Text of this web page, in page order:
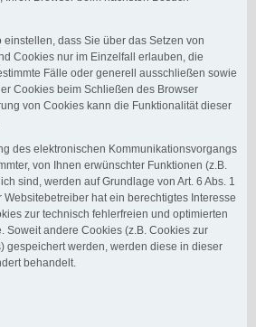
dass Sie über das Setzen von
Cookies nur im Einzelfall erlauben, die
Fälle oder generell ausschließen sowie
Cookies beim Schließen des Browser
von Cookies kann die Funktionalität dieser
des elektronischen Kommunikationsvorgangs
von Ihnen erwünschter Funktionen (z.B.
sind, werden auf Grundlage von Art. 6 Abs. 1
Websitebetreiber hat ein berechtigtes Interesse
zur technisch fehlerfreien und optimierten
Soweit andere Cookies (z.B. Cookies zur
gespeichert werden, werden diese in dieser
behandelt.